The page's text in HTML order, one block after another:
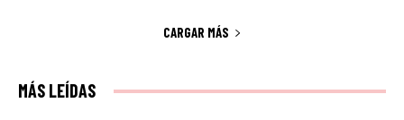
CARGAR MÁS
MÁS LEÍDAS